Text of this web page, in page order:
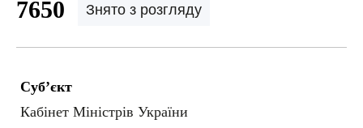
7650 Знято з розгляду
Суб’єкт
Кабінет Міністрів України